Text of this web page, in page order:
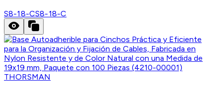
S8-18-CS8-18-C
THORSMAN